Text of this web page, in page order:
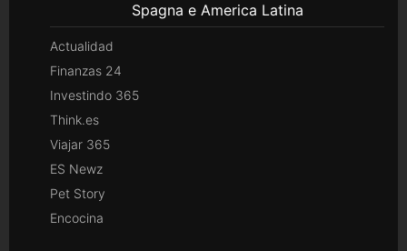
Spagna e America Latina
Actualidad
Finanzas 24
Investindo 365
Think.es
Viajar 365
ES Newz
Pet Story
Encocina